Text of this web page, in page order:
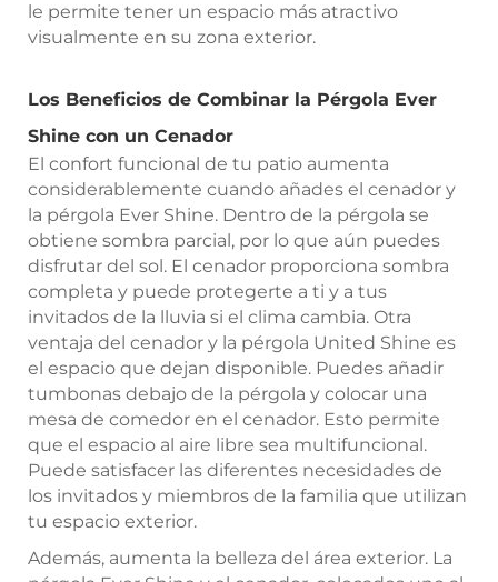
le permite tener un espacio más atractivo
visualmente en su zona exterior.
Los Beneficios de Combinar la Pérgola Ever
Shine con un Cenador
El confort funcional de tu patio aumenta
considerablemente cuando añades el cenador y
la pérgola Ever Shine. Dentro de la pérgola se
obtiene sombra parcial, por lo que aún puedes
disfrutar del sol. El cenador proporciona sombra
completa y puede protegerte a ti y a tus
invitados de la lluvia si el clima cambia. Otra
ventaja del cenador y la pérgola United Shine es
el espacio que dejan disponible. Puedes añadir
tumbonas debajo de la pérgola y colocar una
mesa de comedor en el cenador. Esto permite
que el espacio al aire libre sea multifuncional.
Puede satisfacer las diferentes necesidades de
los invitados y miembros de la familia que utilizan
tu espacio exterior.
Además, aumenta la belleza del área exterior. La